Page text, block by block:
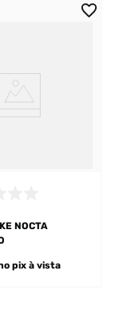
NOCTA
pix à vista